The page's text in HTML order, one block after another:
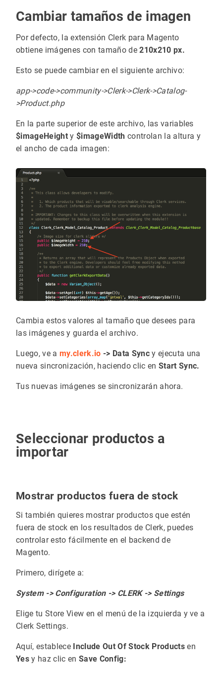
Cambiar tamaños de imagen
Por defecto, la extensión Clerk para Magento
obtiene imágenes con tamaño de210x210 px.
Esto se puede cambiar en el siguiente archivo:
app->code->community->Clerk->Clerk->Catalog-
>Product.php
En la parte superior de este archivo, las variables
$imageHeighty $imageWidth controlan la altura y
el ancho de cada imagen:
Cambia estos valores al tamaño que desees para
las imágenes y guarda el archivo.
Luego, ve a my.clerk.io -> Data Syncy ejecuta una
nueva sincronización, haciendo clic en Start Sync.
Tus nuevas imágenes se sincronizarán ahora.
Seleccionar productos a
importar
Mostrar productos fuera de stock
Si también quieres mostrar productos que estén
fuera de stock en los resultados de Clerk, puedes
controlar esto fácilmente en el backend de
Magento.
Primero, dirígete a:
System -> Configuration -> CLERK -> Settings
Elige tu Store View en el menú de la izquierda y ve a
Clerk Settings.
Aquí, establece Include Out Of Stock Productsen
Yes y haz clic en Save Config: